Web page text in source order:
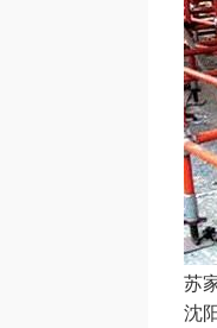
苏
沈